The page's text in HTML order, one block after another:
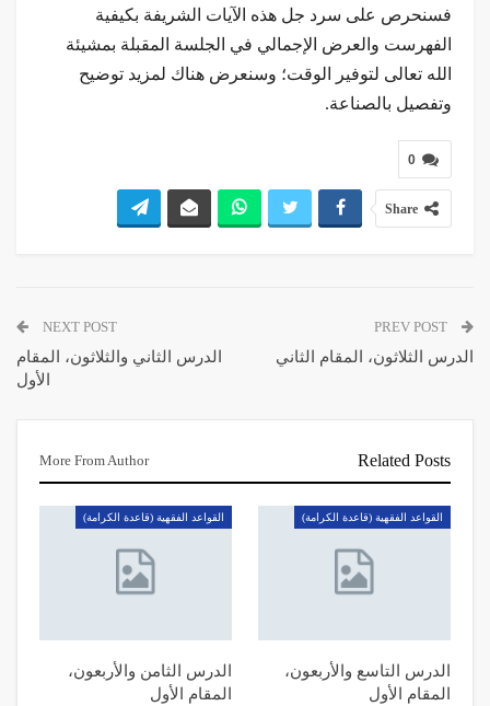
فسنحرص على سرد جل هذه الآيات الشريفة بكيفية
الفهرست والعرض الإجمالي في الجلسة المقبلة بمشيئة
الله تعالى لتوفير الوقت؛ وسنعرض هناك لمزيد توضيح
وتفصيل بالصناعة.
0
Share
الدرس الثلاثون، المقام الثاني
NEXT POST
الدرس الثاني والثلاثون، المقام
الأول
Related Posts
More From Author
القواعد الفقهية (قاعدة الكرامة)
الدرس التاسع والأربعون،
المقام الأول
القواعد الفقهية (قاعدة الكرامة)
الدرس الثامن والأربعون،
المقام الأول